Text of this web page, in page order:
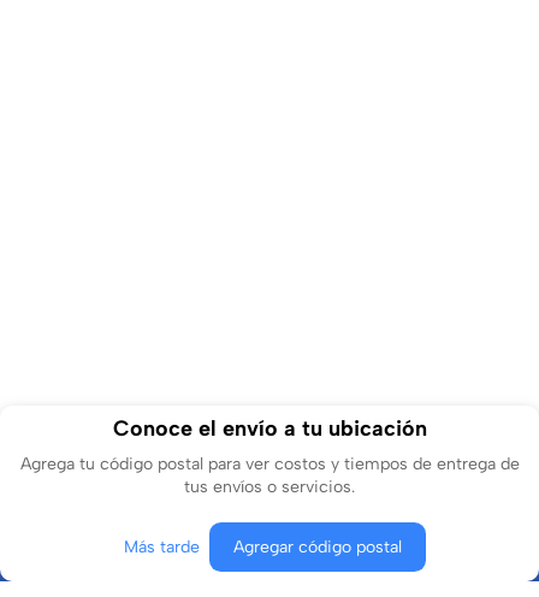
Conoce el envío a tu ubicación
Agrega tu código postal para ver costos y tiempos de entrega de
tus envíos o servicios.
Más tarde Agregar código postal